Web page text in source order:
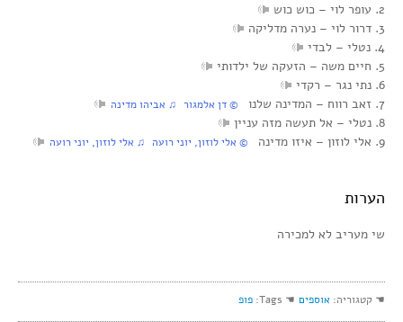
2. עופר לוי‏ – כוש כוש
3. דרור לוי‏ – נערה מדליקה
4. נטלי‏ – לבדי
5. חיים משה‏ – הזעקה של ילדותי
6. נתי נגר‏ – רקדי
7. זאב רווח‏ – המדינה שלנו
‏ © דן אלמגור‏ ♫ אביהו מדינה
8. נטלי‏ – אל תעשה מזה עניין
9. אלי לוזון‏ – איזו מדינה
‏ © אלי לוזון, יוני רועה‏ ♫ אלי לוזון, יוני רועה
הערות
שי מעריב לא למכירה
☚ קטגוריה: אוספים ☚ Tags: פופ